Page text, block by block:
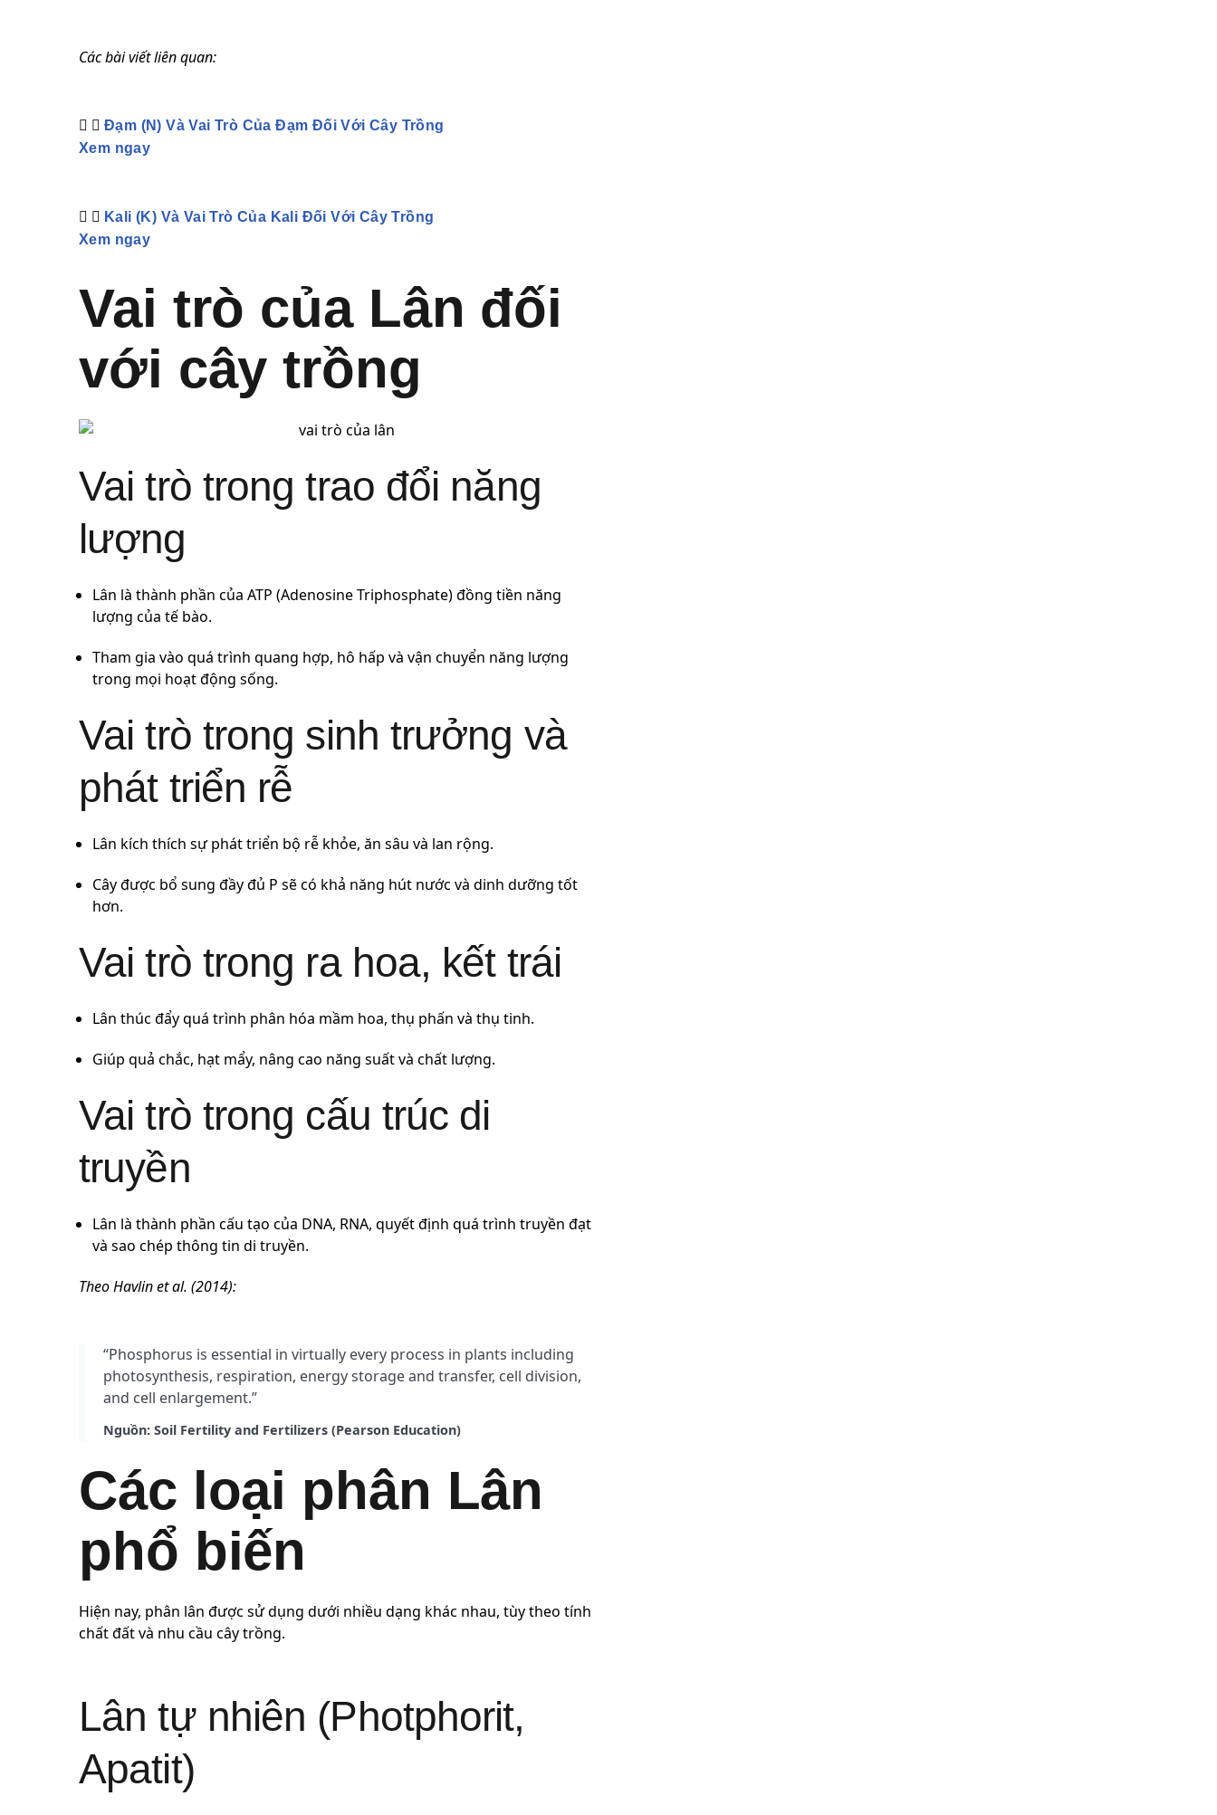
Các bài viết liên quan:
Đạm (N) Và Vai Trò Của Đạm Đối Với Cây Trồng
Xem ngay
Kali (K) Và Vai Trò Của Kali Đối Với Cây Trồng
Xem ngay
Vai trò của Lân đối
với cây trồng
Vai trò trong trao đổi năng
lượng
Lân là thành phần của ATP (Adenosine Triphosphate) đồng tiền năng
lượng của tế bào.
Tham gia vào quá trình quang hợp, hô hấp và vận chuyển năng lượng
trong mọi hoạt động sống.
Vai trò trong sinh trưởng và
phát triển rễ
Lân kích thích sự phát triển bộ rễ khỏe, ăn sâu và lan rộng.
Cây được bổ sung đầy đủ P sẽ có khả năng hút nước và dinh dưỡng tốt
hơn.
Vai trò trong ra hoa, kết trái
Lân thúc đẩy quá trình phân hóa mầm hoa, thụ phấn và thụ tinh.
Giúp quả chắc, hạt mẩy, nâng cao năng suất và chất lượng.
Vai trò trong cấu trúc di
truyền
Lân là thành phần cấu tạo của DNA, RNA, quyết định quá trình truyền đạt
và sao chép thông tin di truyền.
Theo Havlin et al. (2014):
“Phosphorus is essential in virtually every process in plants including
photosynthesis, respiration, energy storage and transfer, cell division,
and cell enlargement.”
Nguồn: Soil Fertility and Fertilizers (Pearson Education)
Các loại phân Lân
phổ biến
Hiện nay, phân lân được sử dụng dưới nhiều dạng khác nhau, tùy theo tính
chất đất và nhu cầu cây trồng.
Lân tự nhiên (Photphorit,
Apatit)